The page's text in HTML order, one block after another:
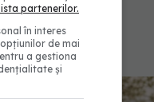
partenerilor.
în interes
de mai
a gestiona
și